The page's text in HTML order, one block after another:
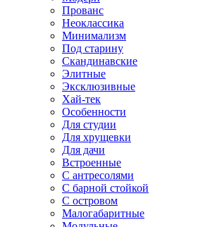
Прованс
Неоклассика
Минимализм
Под старину
Скандинавские
Элитные
Эксклюзивные
Хай-тек
Особенности
Для студии
Для хрущевки
Для дачи
Встроенные
С антресолями
С барной стойкой
С островом
Малогабаритные